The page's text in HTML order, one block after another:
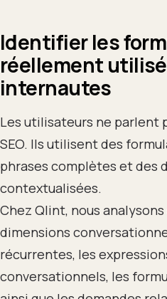
Identifier les
réellement
internautes
Les utilisateurs ne parlent
SEO. Ils utilisent des
phrases complètes et des
contextualisées.
Chez Qlint, nous
dimensions
récurrentes, les
conversationnels, les